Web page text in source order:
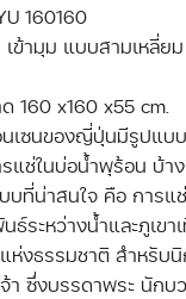
160160
เข้ามุม แบบสามเหลี่ยม
160 x160 x55 cm.
เซนของญี่ปุ่นมีรูปแบ
แช่ในบ่อน้ำพุร้อน บ้า
ที่น่าสนใจ คือ การแ
ระหว่างน้ำและภูเขา
ห่งธรรมชาติ สำหรับ
า ซึ่งบรรดาพระ นัก